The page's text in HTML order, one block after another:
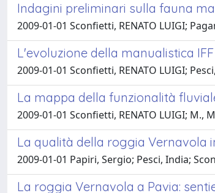
Indagini preliminari sulla fauna
2009-01-01 Sconfietti, RENATO LUIGI;
L'evoluzione della manualistica
2009-01-01 Sconfietti, RENATO LUIGI;
La mappa della funzionalità
2009-01-01 Sconfietti, RENATO LUIGI; M.,
La qualità della roggia Vernavola
2009-01-01 Papiri, Sergio; Pesci, India;
La roggia Vernavola a Pavia: